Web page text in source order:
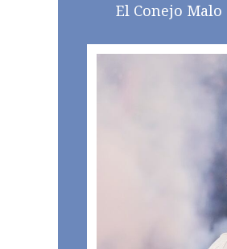
El Conejo